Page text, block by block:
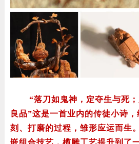
“落刀如鬼神，定夺生与死
良品”这是一首业内的传徒小诗
刻、打磨的过程，雏形应运而生
嵌组合技艺，榄雕工艺提升到了